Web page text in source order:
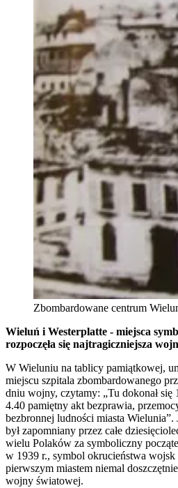
Zbombardowane centrum
Wieluń i Westerplatte - miejsca
rozpoczęła się najtragiczniejsza
W Wieluniu na tablicy pamiątkowej,
miejscu szpitala zbombardowanego
dniu wojny, czytamy: „Tu dokonał się
4.40 pamiętny akt bezprawia,
bezbronnej ludności miasta
był zapomniany przez całe
wielu Polaków za symboliczny
w 1939 r., symbol okrucieństwa
pierwszym miastem niemal
wojny światowej.